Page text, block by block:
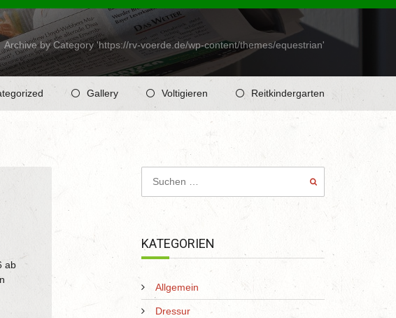
Archive by Category 'https://rv-voerde.de/wp-content/themes/equestrian'
Gallery Voltigieren Reitkindergarten
ab
KATEGORIEN
Allgemein
Dressur